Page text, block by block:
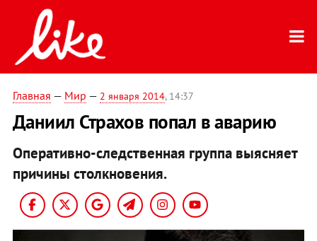
Главная — Мир — 2 января 2014, 14:37
Даниил Страхов попал в аварию
Оперативно-следственная группа выясняет
причины столкновения.